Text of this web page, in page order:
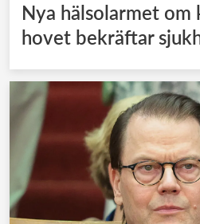
Nya hälsolarmet om
hovet bekräftar